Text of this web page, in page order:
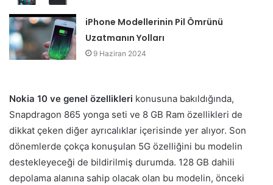
iPhone Modellerinin Pil Ömrünü
Uzatmanın Yolları
9 Haziran 2024
Nokia 10 ve genel özellikleri konusuna bakıldığında,
Snapdragon 865 yonga seti ve 8 GB Ram özellikleri de
dikkat çeken diğer ayrıcalıklar içerisinde yer alıyor. Son
dönemlerde çokça konuşulan 5G özelliğini bu modelin
destekleyeceği de bildirilmiş durumda. 128 GB dahili
depolama alanına sahip olacak olan bu modelin, önceki